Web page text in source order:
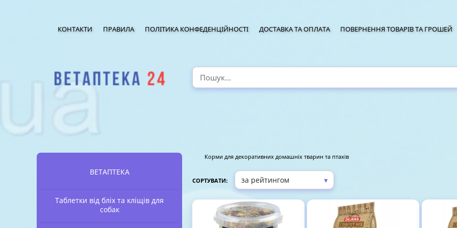
КОНТАКТИ ПРАВИЛА ПОЛІТИКА КОНФЕДЕНЦІЙНОСТІ ДОСТАВКА ТА ОПЛАТА ПОВЕРНЕННЯ ТОВАРІВ ТА ГРОШЕЙ
ВЕТАПТЕКА
Таблетки від бліх та кліщів для
собак
Корми для декоративних домашніх тварин та птахів
СОРТУВАТИ: ▼